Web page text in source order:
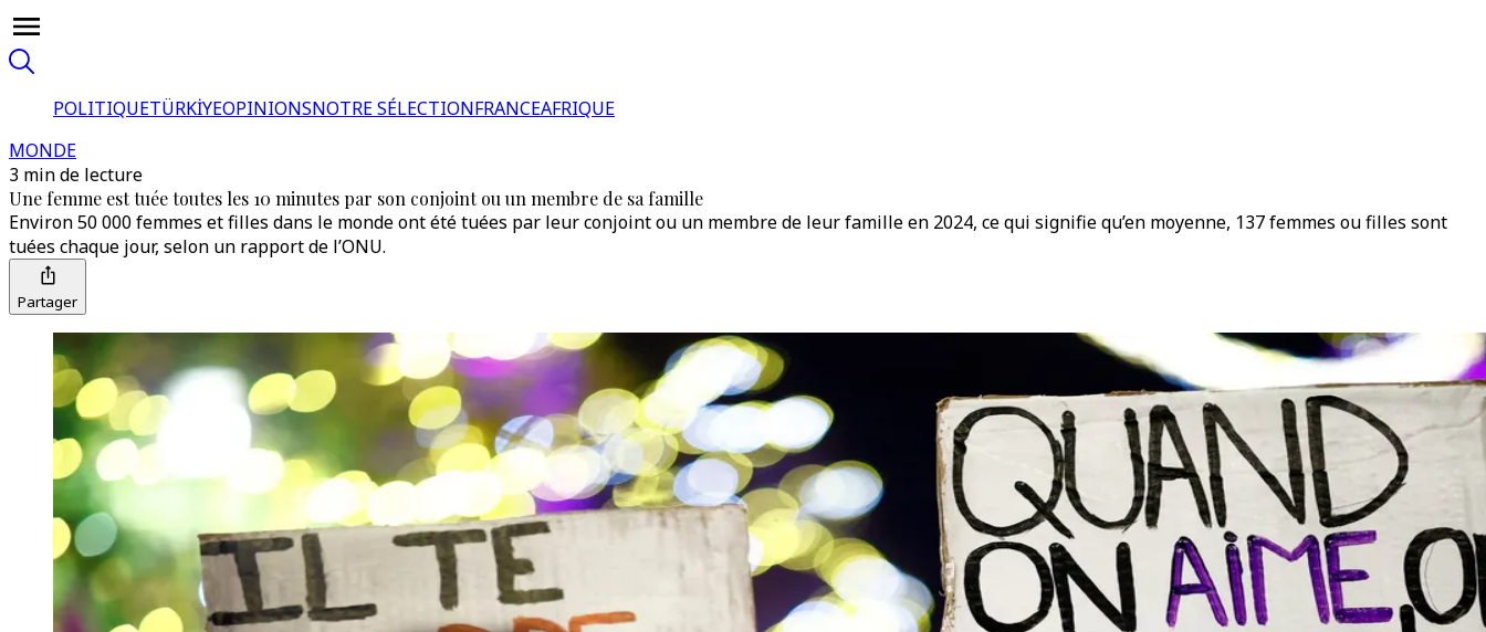
POLITIQUETÜRKİYEOPINIONSNOTRE SÉLECTIONFRANCEAFRIQUE
MONDE
3 min de lecture
Une femme est tuée toutes les 10 minutes par son conjoint ou un membre de sa famille
Environ 50 000 femmes et filles dans le monde ont été tuées par leur conjoint ou un membre de leur famille en 2024, ce qui signifie qu’en moyenne, 137 femmes ou filles sont
tuées chaque jour, selon un rapport de l’ONU.
Partager